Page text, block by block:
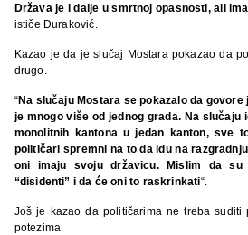
Država je i dalje u smrtnoj opasnosti, ali
ističe Duraković.
Kazao je da je slučaj Mostara pokazao da
drugo.
“Na slučaju Mostara se pokazalo da govore
je mnogo više od jednog grada. Na slučaju
monolitnih kantona u jedan kanton, sve
političari spremni na to da idu na
oni imaju svoju državicu. Mislim da
“disidenti” i da će oni to raskrinkati“.
Još je kazao da političarima ne treba suditi
potezima.